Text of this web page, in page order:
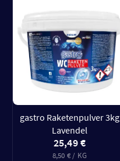
gastro Raketenpulver 3kg
Lavendel
25,49 €
8,50 € / KG